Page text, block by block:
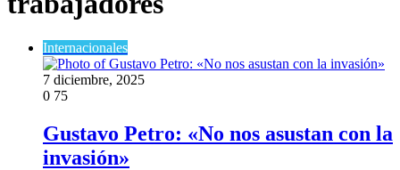
Internacionales
7 diciembre, 2025
0 75
Gustavo Petro: «No nos asustan con la
invasión»